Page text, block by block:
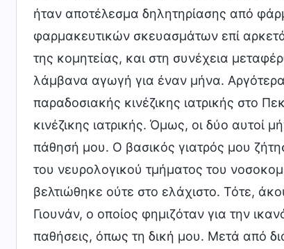
ήταν αποτέλεσμα δηλητηρίασης από
φαρμακευτικών σκευασμάτων επί
της κομητείας, και στη συνέχεια
λάμβανα αγωγή για έναν μήνα.
παραδοσιακής κινέζικης ιατρικής στο
κινέζικης ιατρικής. Όμως, οι δύο αυτοί
πάθησή μου. Ο βασικός γιατρός μου
του νευρολογικού τμήματος του
βελτιώθηκε ούτε στο ελάχιστο. Τότε,
Γιουνάν, ο οποίος φημιζόταν για την
παθήσεις, όπως τη δική μου. Μετά από